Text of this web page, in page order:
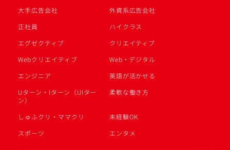
大手広告会社
外資系広告会社
正社員
ハイクラス
エグゼクティブ
クリエイティブ
Webクリエイティブ
Web・デジタル
エンジニア
英語が活かせる
Uターン・Iターン（UIター
ン）
柔軟な働き方
しゅふクリ・ママクリ
未経験OK
スポーツ
エンタメ